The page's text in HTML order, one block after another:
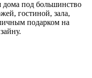
дома под большинство
гостиной, зала,
подарком на